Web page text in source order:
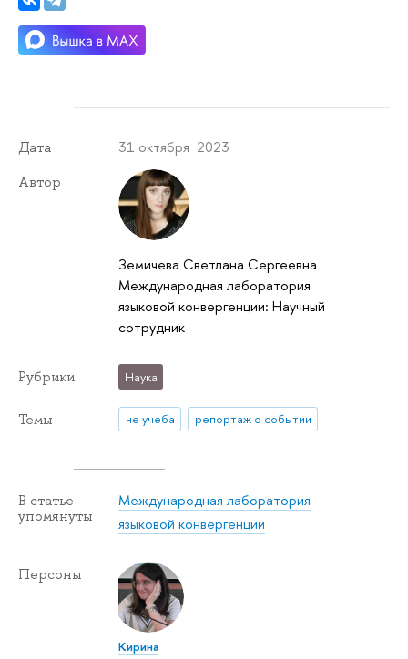
Дата 31 октября 2023
Автор
Земичева Светлана Сергеевна
Международная лаборатория
языковой конвергенции: Научный
сотрудник
Рубрики Наука
Темы не учеба репортаж о событии
В статье
упомянуты
Международная лаборатория
языковой конвергенции
Персоны
Кирина